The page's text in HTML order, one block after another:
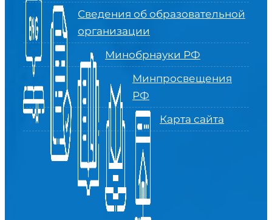
Сведения об образовательной
организации
Минобрнауки РФ
Минпросвещения
РФ
Карта сайта